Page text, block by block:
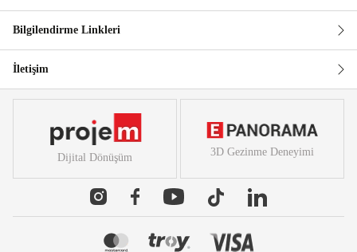
Bilgilendirme Linkleri
İletişim
Dijital Dönüşüm 3D Gezinme Deneyimi